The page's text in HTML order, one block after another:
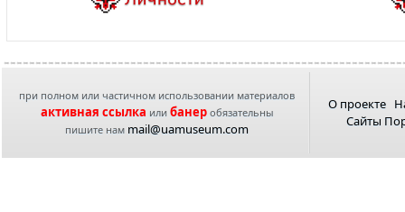
при полном или частичном использовании материалов
активная ссылка или банеробязательны
пишите нам mail@uamuseum.com
О проекте
Сайты